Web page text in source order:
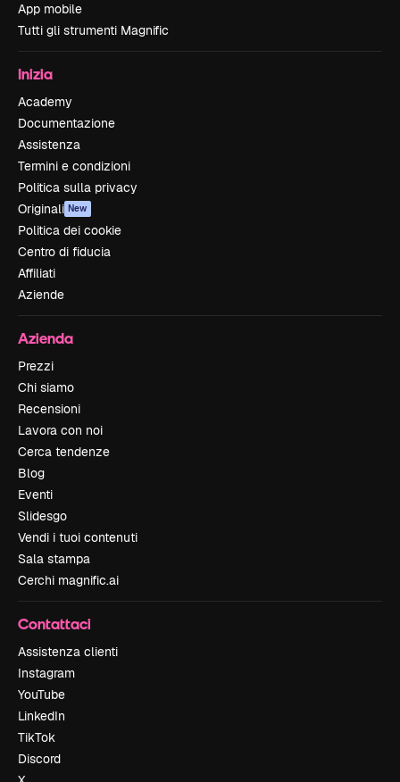
App mobile
Tutti gli strumenti Magnific
Inizia
Academy
Documentazione
Assistenza
Termini e condizioni
Politica sulla privacy
Originali New
Politica dei cookie
Centro di fiducia
Affiliati
Aziende
Azienda
Prezzi
Chi siamo
Recensioni
Lavora con noi
Cerca tendenze
Blog
Eventi
Slidesgo
Vendi i tuoi contenuti
Sala stampa
Cerchi magnific.ai
Contattaci
Assistenza clienti
Instagram
YouTube
LinkedIn
TikTok
Discord